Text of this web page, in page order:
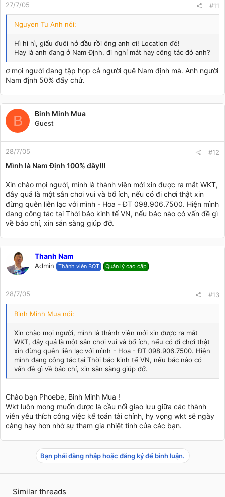
27/7/05 #11
Nguyen Tu Anh nói:
Hì hì hì, giấu đuôi hở đầu rồi ông anh ơi! Location đó!
Hay là anh đang ở Nam Định, đi nghỉ mát hay công tác đó anh?
ơ mọi người đang tập họp cả người quê Nam định mà. Anh người
Nam định 50% đấy chứ.
B Binh Minh Mua
Guest
28/7/05 #12
Mình là Nam Định 100% đây!!!
Xin chào mọi người, mình là thành viên mới xin được ra mắt WKT,
đây quả là một sân chơi vui và bổ ích, nếu có đi chơi thật xin
đừng quên liên lạc với mình - Hoa - ĐT 098.906.7500. Hiện mình
đang công tác tại Thời báo kinh tế VN, nếu bác nào có vấn đề gì
về báo chí, xin sẵn sàng giúp đỡ.
Thanh Nam
Admin Thành viên BQT Quản lý cao cấp
28/7/05 #13
Binh Minh Mua nói:
Xin chào mọi người, mình là thành viên mới xin được ra mắt
WKT, đây quả là một sân chơi vui và bổ ích, nếu có đi chơi thật
xin đừng quên liên lạc với mình - Hoa - ĐT 098.906.7500. Hiện
mình đang công tác tại Thời báo kinh tế VN, nếu bác nào có
vấn đề gì về báo chí, xin sẵn sàng giúp đỡ.
Chào bạn Phoebe, Binh Minh Mua !
Wkt luôn mong muốn được là cầu nối giao lưu giữa các thành
viên yêu thích công việc kế toán tài chính, hy vọng wkt sẽ ngày
càng hay hơn nhờ sự tham gia nhiệt tình của các bạn.
Bạn phải đăng nhập hoặc đăng ký để bình luận.
Similar threads